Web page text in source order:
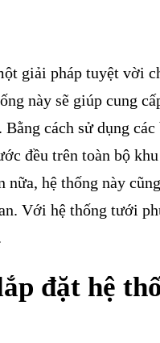
giải pháp tuyệt vời
này sẽ giúp cung
cách sử dụng
đều trên toàn bộ
hệ thống này
Với hệ thống tưới
đặt hệ